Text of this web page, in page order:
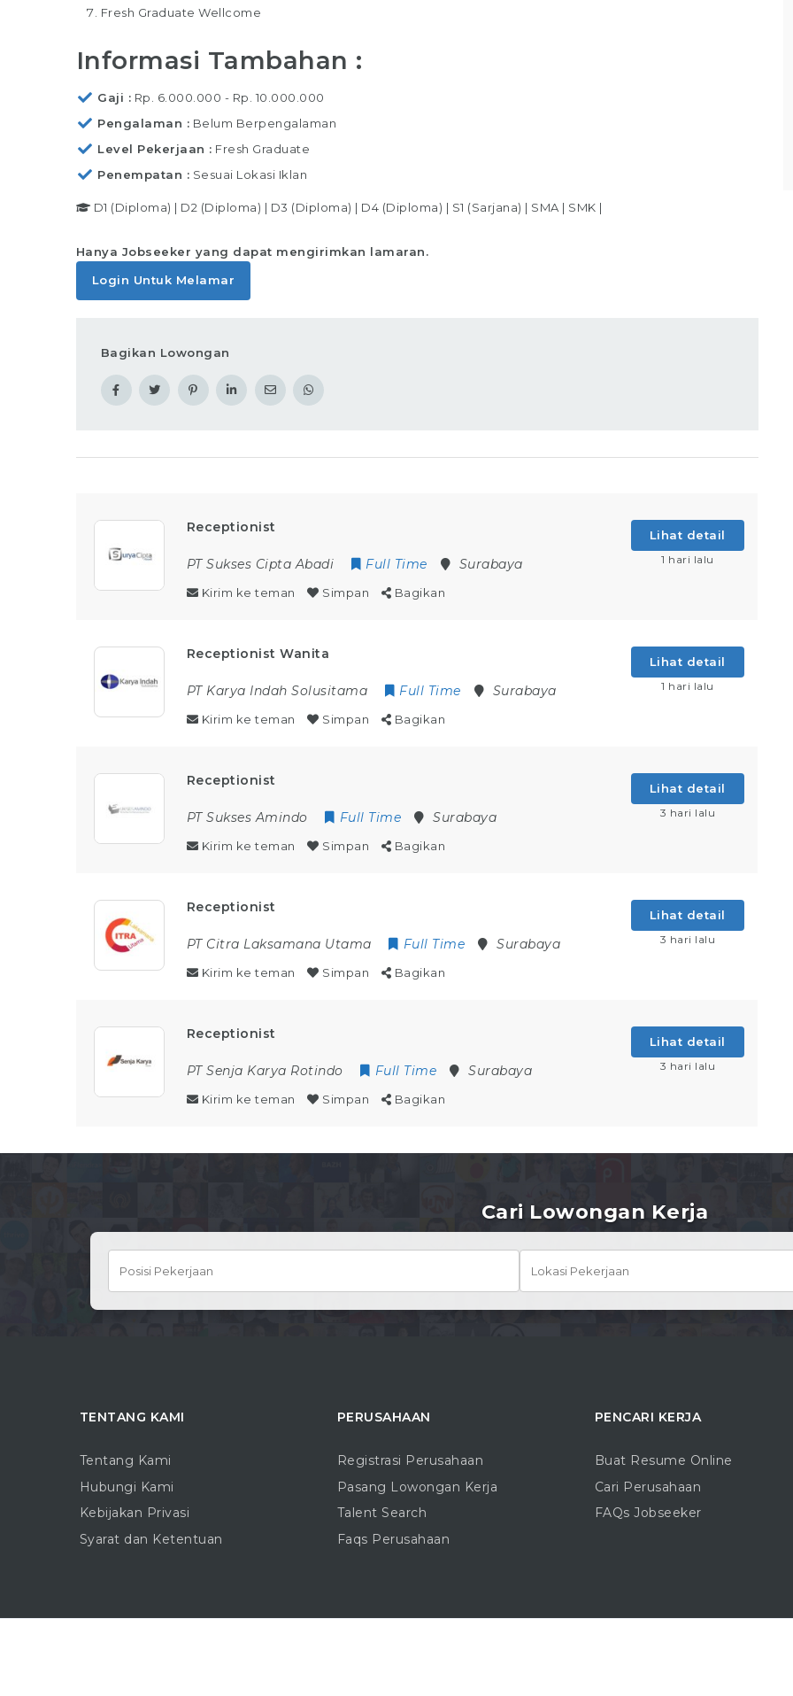
Fresh Graduate Wellcome
Informasi Tambahan :
Gaji
Rp. 6.000.000 - Rp. 10.000.000
Pengalaman
Belum Berpengalaman
Level Pekerjaan
Fresh Graduate
Penempatan
Sesuai Lokasi Iklan
D1 (Diploma) | D2 (Diploma) | D3 (Diploma) | D4 (Diploma) | S1 (Sarjana) | SMA | SMK |
Hanya Jobseeker yang dapat mengirimkan lamaran.
Login Untuk Melamar
Bagikan Lowongan
Receptionist
PT Sukses Cipta Abadi Full Time Surabaya
Kirim ke teman Simpan Bagikan
Lihat detail
1 hari lalu
Receptionist Wanita
PT Karya Indah Solusitama Full Time Surabaya
Kirim ke teman Simpan Bagikan
Lihat detail
1 hari lalu
Receptionist
PT Sukses Amindo Full Time Surabaya
Kirim ke teman Simpan Bagikan
Lihat detail
3 hari lalu
Receptionist
PT Citra Laksamana Utama Full Time Surabaya
Kirim ke teman Simpan Bagikan
Lihat detail
3 hari lalu
Receptionist
PT Senja Karya Rotindo Full Time Surabaya
Kirim ke teman Simpan Bagikan
Lihat detail
3 hari lalu
Cari Lowongan Kerja
TENTANG KAMI
Tentang Kami
Hubungi Kami
Kebijakan Privasi
Syarat dan Ketentuan
PERUSAHAAN
Registrasi Perusahaan
Pasang Lowongan Kerja
Talent Search
Faqs Perusahaan
PENCARI KERJA
Buat Resume Online
Cari Perusahaan
FAQs Jobseeker